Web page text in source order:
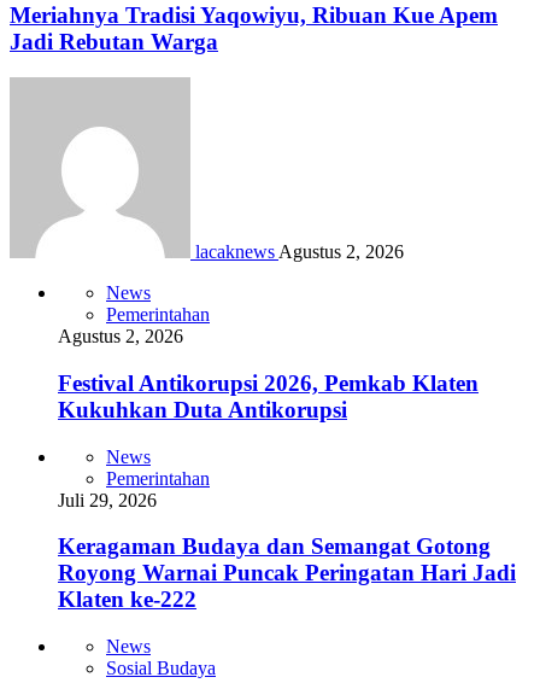
Meriahnya Tradisi Yaqowiyu, Ribuan Kue Apem
Jadi Rebutan Warga
lacaknews Agustus 2, 2026
News
Pemerintahan
Agustus 2, 2026
Festival Antikorupsi 2026, Pemkab Klaten
Kukuhkan Duta Antikorupsi
News
Pemerintahan
Juli 29, 2026
Keragaman Budaya dan Semangat Gotong
Royong Warnai Puncak Peringatan Hari Jadi
Klaten ke-222
News
Sosial Budaya